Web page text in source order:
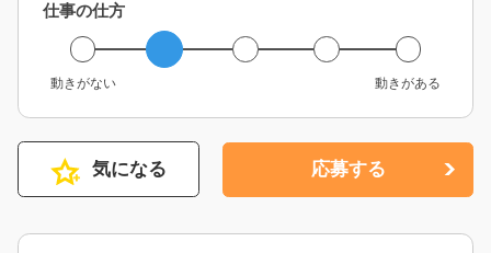
仕事の仕方
動きがない 動きがある
気になる 応募する